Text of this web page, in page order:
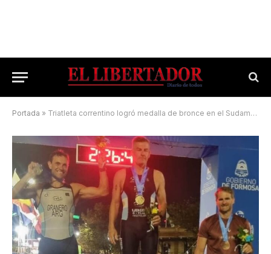
Portada » Triatleta correntino logró medalla de bronce en el Sudamericano y en la Gran Final del Argentino